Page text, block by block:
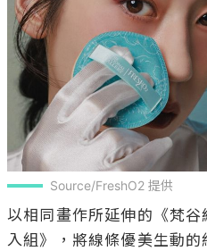
Source/FreshO2 提供
以相同畫作所延伸的《梵
入組》，將線條優美生動